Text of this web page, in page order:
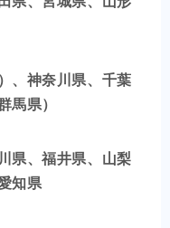
、神奈川県、千葉
馬県）
県、福井県、山梨
知県